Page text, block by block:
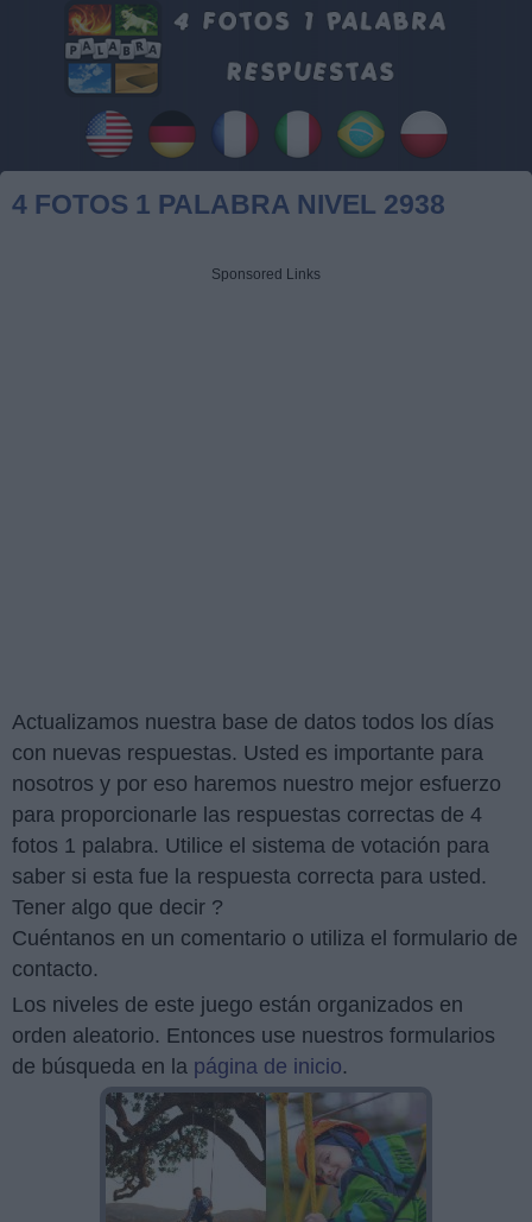
4 FOTOS 1 PALABRA NIVEL 2938
Sponsored Links
Actualizamos nuestra base de datos todos los días
con nuevas respuestas. Usted es importante para
nosotros y por eso haremos nuestro mejor esfuerzo
para proporcionarle las respuestas correctas de 4
fotos 1 palabra. Utilice el sistema de votación para
saber si esta fue la respuesta correcta para usted.
Tener algo que decir ?
Cuéntanos en un comentario o utiliza el formulario de
contacto.
Los niveles de este juego están organizados en
orden aleatorio. Entonces use nuestros formularios
de búsqueda en la página de inicio.